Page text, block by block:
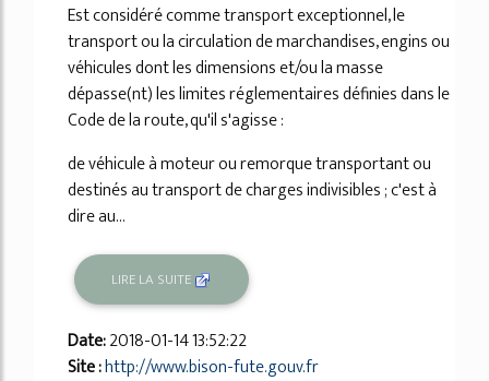
Est considéré comme transport exceptionnel, le
transport ou la circulation de marchandises, engins ou
véhicules dont les dimensions et/ou la masse
dépasse(nt) les limites réglementaires définies dans le
Code de la route, qu'il s'agisse :
de véhicule à moteur ou remorque transportant ou
destinés au transport de charges indivisibles ; c'est à
dire au...
LIRE LA SUITE
Date:2018-01-14 13:52:22
Site :http://www.bison-fute.gouv.fr